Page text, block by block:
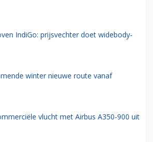
IndiGo: prijsvechter doet widebody-
winter nieuwe route vanaf
vlucht met Airbus A350-900 uit